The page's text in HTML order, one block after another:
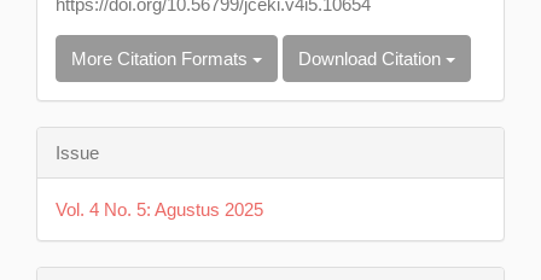
More Citation Formats Download Citation
Issue
Vol. 4 No. 5: Agustus 2025